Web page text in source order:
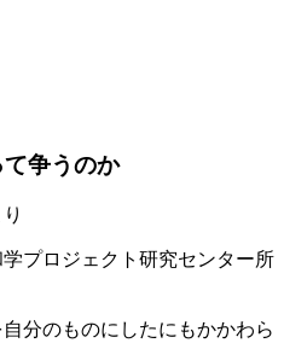
争うのか
学プロジェクト研究センター所
分のものにしたにもかかわら